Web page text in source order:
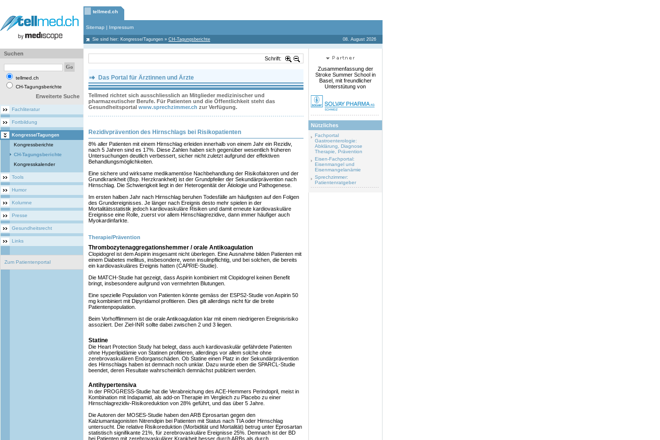
tellmed.ch
Sitemap | Impressum
Sie sind hier: Kongresse/Tagungen » CH-Tagungsberichte 08. August 2026
Suchen
tellmed.ch
CH-Tagungsberichte
Erweiterte Suche
Fachliteratur
Fortbildung
Kongresse/Tagungen
Kongressberichte
CH-Tagungsberichte
Kongresskalender
Tools
Humor
Kolumne
Presse
Gesundheitsrecht
Links
Zum Patientenportal
Schrift:
Das Portal für Ärztinnen und Ärzte
Tellmed richtet sich ausschliesslich an Mitglieder medizinischer und
pharmazeutischer Berufe. Für Patienten und die Öffentlichkeit steht das
Gesundheitsportal www.sprechzimmer.ch zur Verfügung.
Rezidivprävention des Hirnschlags bei Risikopatienten
8% aller Patienten mit einem Hirnschlag erleiden innerhalb von einem Jahr ein Rezidiv,
nach 5 Jahren sind es 17%. Diese Zahlen haben sich gegenüber wesentlich früheren
Untersuchungen deutlich verbessert, sicher nicht zuletzt aufgrund der effektiven
Behandlungsmöglichkeiten.
Eine sichere und wirksame medikamentöse Nachbehandlung der Risikofaktoren und der
Grundkrankheit (Bsp. Herzkrankheit) ist der Grundpfeiler der Sekundärprävention nach
Hirnschlag. Die Schwierigkeit liegt in der Heterogenität der Ätiologie und Pathogenese.
Im ersten halben Jahr nach Hirnschlag beruhen Todesfälle am häufigsten auf den Folgen
des Grundereignisses. Je länger nach Ereignis desto mehr spielen in der
Mortalitätsstatistik jedoch kardiovaskuläre Risiken und damit erneute kardiovaskuläre
Ereignisse eine Rolle, zuerst vor allem Hirnschlagrezidive, dann immer häufiger auch
Myokardinfarkte.
Therapie/Prävention
Thrombozytenaggregationshemmer / orale Antikoagulation
Clopidogrel ist dem Aspirin insgesamt nicht überlegen. Eine Ausnahme bilden Patienten mit
einem Diabetes mellitus, insbesondere, wenn insulinpflichtig, und bei solchen, die bereits
ein kardiovaskuläres Ereignis hatten (CAPRIE-Studie).
Die MATCH-Studie hat gezeigt, dass Aspirin kombiniert mit Clopidogrel keinen Benefit
bringt, insbesondere aufgrund von vermehrten Blutungen.
Eine spezielle Population von Patienten könnte gemäss der ESPS2-Studie von Aspirin 50
mg kombiniert mit Dipyridamol profitieren. Dies gilt allerdings nicht für die breite
Patientenpopulation.
Beim Vorhofflimmern ist die orale Antikoagulation klar mit einem niedrigeren Ereignisrisiko
assoziiert. Der Ziel-INR sollte dabei zwischen 2 und 3 liegen.
Statine
Die Heart Protection Study hat belegt, dass auch kardiovaskulär gefährdete Patienten
ohne Hyperlipidämie von Statinen profitieren, allerdings vor allem solche ohne
zerebrovaskulären Endorganschäden. Ob Statine einen Platz in der Sekundärprävention
des Hirnschlags haben ist demnach noch unklar. Dazu wurde eben die SPARCL-Studie
beendet, deren Resultate wahrscheinlich demnächst publiziert werden.
Antihypertensiva
In der PROGRESS-Studie hat die Verabreichung des ACE-Hemmers Perindopril, meist in
Kombination mit Indapamid, als add-on Therapie im Vergleich zu Placebo zu einer
Hirnschlagrezidiv-Risikoreduktion von 28% geführt, und das über 5 Jahre.
Die Autoren der MOSES-Studie haben den ARB Eprosartan gegen den
Kalziumantagonisten Nitrendipin bei Patienten mit Status nach TIA oder Hirnschlag
untersucht. Die relative Risikoreduktion (Morbidität und Mortalität) betrug unter Eprosartan
statistisch signifikante 21%, für zerebrovaskuläre Ereignisse 25%. Demnach ist der BD
bei Patienten mit zerebrovaskulärer Krankheit besser durch ARBs als durch
Zusammenfassung der
Stroke Summer School in
Basel, mit freundlicher
Unterstütung von
Nützliches
Fachportal
Gastroenterologie:
Abklärung, Diagnose
Therapie, Prävention
Eisen-Fachportal:
Eisenmangel und
Eisenmangelanämie
Sprechzimmer:
Patientenratgeber